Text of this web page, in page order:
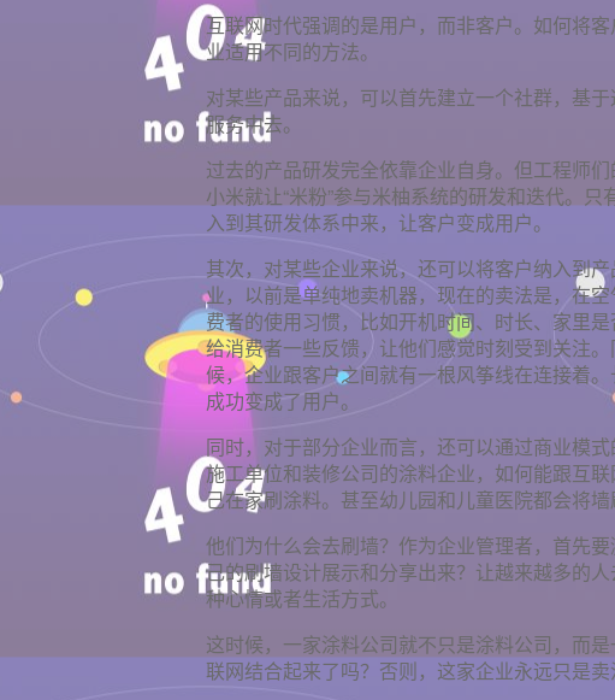
互联网时代强调的是用户，而非客户。如何将
业适用不同的方法。
对某些产品来说，可以首先建立一个社群，基
服务中去。
过去的产品研发完全依靠企业自身。但工程师
小米就让“米粉”参与米柚系统的研发和迭代。
入到其研发体系中来，让客户变成用户。
其次，对某些企业来说，还可以将客户纳入到
业，以前是单纯地卖机器，现在的卖法是，在
费者的使用习惯，比如开机时间、时长、家里
给消费者一些反馈，让他们感觉时刻受到关注
候，企业跟客户之间就有一根风筝线在连接着
成功变成了用户。
同时，对于部分企业而言，还可以通过商业模
施工单位和装修公司的涂料企业，如何能跟互
己在家刷涂料。甚至幼儿园和儿童医院都会将
他们为什么会去刷墙？作为企业管理者，首先
己的刷墙设计展示和分享出来？让越来越多的
种心情或者生活方式。
这时候，一家涂料公司就不只是涂料公司，而
联网结合起来了吗？否则，这家企业永远只是